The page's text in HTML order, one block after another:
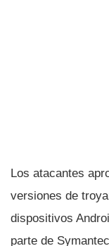
Los atacantes
versiones de
dispositivos
parte de